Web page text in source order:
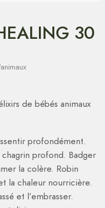
30
de bébés animaux
profondément.
profond. Badger
la colère. Robin
la chaleur nourricière.
et l’embrasser.